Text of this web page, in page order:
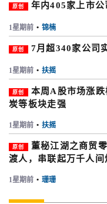
原创 年内405家上市
1星期前 • 锦楠
原创 7月超340家公司
1星期前 • 扶摇
原创
本周A股市场涨
炭等板块走强
1星期前 • 扶摇
原创
董秘江湖之商贸
渡人，串联起万千人间
1星期前 • 珊珊